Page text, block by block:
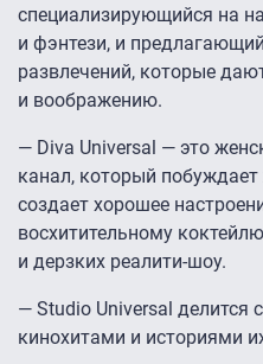
специализирующийся на
и фэнтези, и
развлечений, которые
и воображению.
— Diva Universal — это
канал, который
создает хорошее
восхитительному
и дерзких реалити-шоу.
— Studio Universal
кинохитами и историями